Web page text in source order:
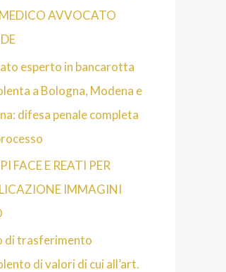
AVVOCATO
esperto in bancarotta
a Bologna, Modena e
difesa penale completa
FACE E REATI PER
IMMAGINI
di trasferimento
di valori di cui all’art.